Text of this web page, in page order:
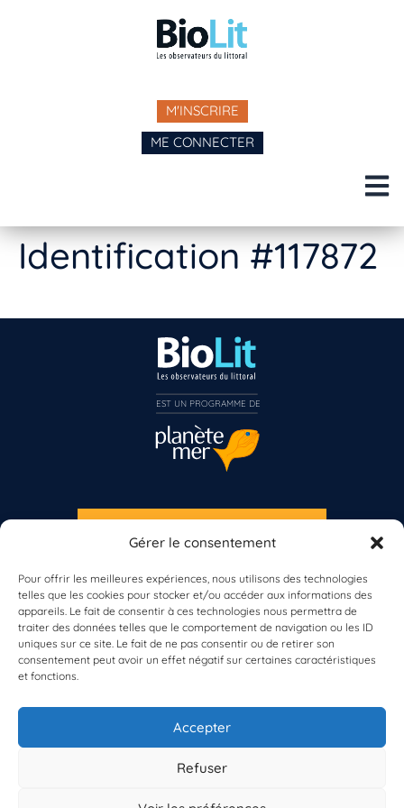
Gérer le consentement
Pour offrir les meilleures expériences, nous utilisons des technologies
telles que les cookies pour stocker et/ou accéder aux informations des
appareils. Le fait de consentir à ces technologies nous permettra de
traiter des données telles que le comportement de navigation ou les ID
uniques sur ce site. Le fait de ne pas consentir ou de retirer son
consentement peut avoir un effet négatif sur certaines caractéristiques
et fonctions.
Accepter
Refuser
M'INSCRIRE
ME CONNECTER
Identification #117872
À propos de BioLit
Vos données d'observation
Ressources
Résultats du programme
Contacts
S'INSCRIRE À LA NEWSLETTER
Inscrivez-vous dès maintenant